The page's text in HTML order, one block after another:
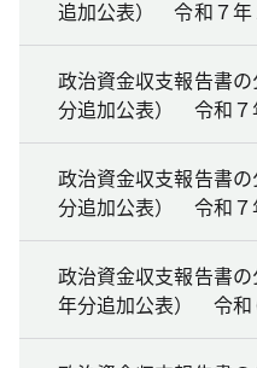
追加公表） 令和７年
政治資金収支報告書
分追加公表） 令和７
政治資金収支報告書
分追加公表） 令和７
政治資金収支報告書
年分追加公表） 令和